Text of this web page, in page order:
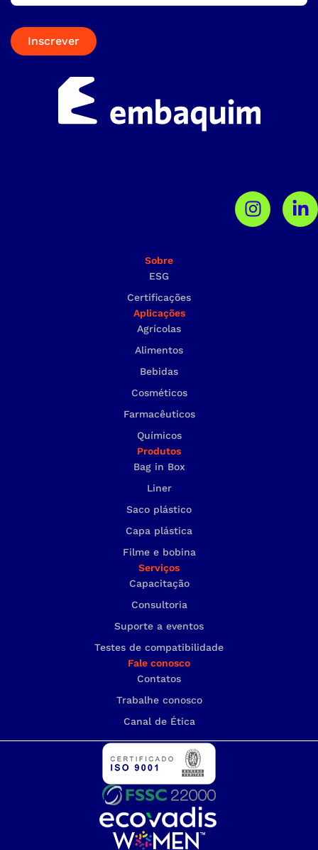
Inscrever
Sobre
ESG
Certificações
Aplicações
Agrícolas
Alimentos
Bebidas
Cosméticos
Farmacêuticos
Químicos
Produtos
Bag in Box
Liner
Saco plástico
Capa plástica
Filme e bobina
Serviços
Capacitação
Consultoria
Suporte a eventos
Testes de compatibilidade
Fale conosco
Contatos
Trabalhe conosco
Canal de Ética